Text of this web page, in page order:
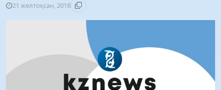
21 желтоқсан, 2018